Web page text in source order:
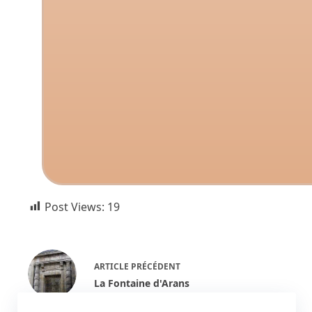
Post Views: 19
ARTICLE PRÉCÉDENT
La Fontaine d'Arans